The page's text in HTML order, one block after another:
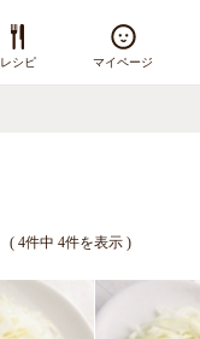
レシピ マイページ
( 4件中 4件を表示 )